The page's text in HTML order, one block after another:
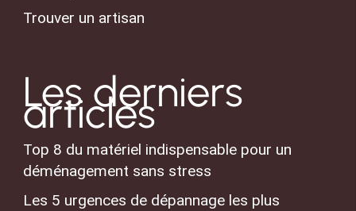
Trouver un artisan
Les derniers
articles
Top 8 du matériel indispensable pour un
déménagement sans stress
Les 5 urgences de dépannage les plus